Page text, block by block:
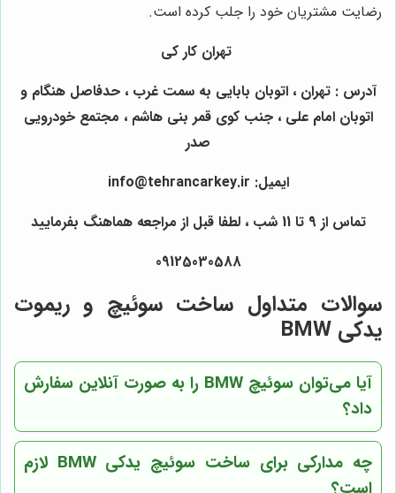
رضایت مشتریان خود را جلب کرده است.
تهران کار کی
آدرس : تهران ، اتوبان بابایی به سمت غرب ، حدفاصل هنگام و
اتوبان امام علی ، جنب کوی قمر بنی هاشم ، مجتمع خودرویی
صدر
ایمیل: info@tehrancarkey.ir
تماس از 9 تا 11 شب ، لطفا قبل از مراجعه هماهنگ بفرمایید
09125030588
سوالات متداول ساخت سوئیچ و ریموت
یدکی BMW
آیا می‌توان سوئیچ BMW را به صورت آنلاین سفارش
داد؟
چه مدارکی برای ساخت سوئیچ یدکی BMW لازم